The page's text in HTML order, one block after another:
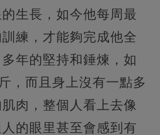
生長，如今他每周最
練，才能夠完成他全
年的堅持和錘煉，如
，而且身上沒有一點多
肉，整個人看上去像
的眼里甚至會感到有